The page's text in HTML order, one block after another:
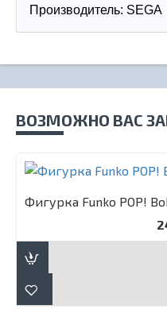
Производитель: SEGA
ВОЗМОЖНО ВАС